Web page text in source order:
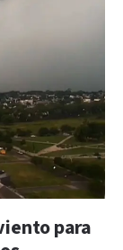
para